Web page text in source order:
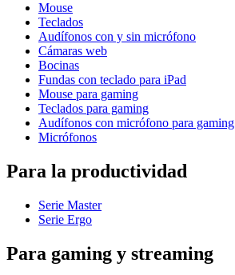
Mouse
Teclados
Audífonos con y sin micrófono
Cámaras web
Bocinas
Fundas con teclado para iPad
Mouse para gaming
Teclados para gaming
Audífonos con micrófono para gaming
Micrófonos
Para la productividad
Serie Master
Serie Ergo
Para gaming y streaming